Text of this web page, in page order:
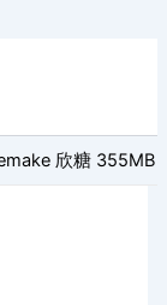
欣糖 355MB